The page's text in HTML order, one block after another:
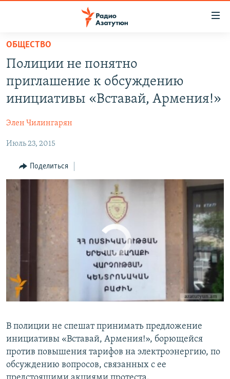
Перейти
основному
содержанию
Перейти
основной
Перейти
поиску
НОВОСТИ
ПОЛИТИКА
ЭКОНОМИКА
РЕГИОН
НАГОРНЫЙ КАРАБАХ
КУЛЬТУРА
АРХИВ
Русский
ОБЩЕСТВО
Полиции не понятно
приглашение к обсуждению
инициативы «Вставай, Армения!»
Элен Чилингарян
Июль 23, 2015
Поделиться
No media source currently available
В полиции не спешат принимать предложение
инициативы «Вставай, Армения!», борющейся
против повышения тарифов на электроэнергию, по
обсуждению вопросов, связанных с ее